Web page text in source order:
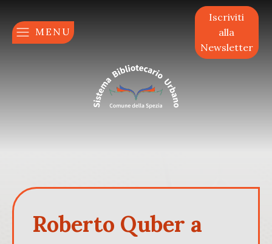
MENU
Iscriviti
alla
Newsletter
Roberto Quber a